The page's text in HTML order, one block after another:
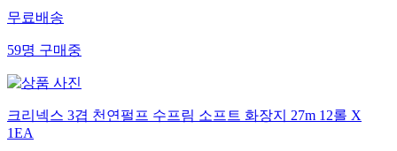
무료배송
59명구매중
크리넥스 3겹 천연펄프 수프림 소프트 화장지 27m 12롤 X
1EA